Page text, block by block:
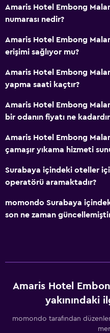
Sağlık ve güvenlik
Günlük oda hizmetleri
Kasa
İlk yardım seti
Park ve ulaşım
Özel park yeri
Çamaşırhane
Restoranlar
Medya ve eğlence
Televizyon
Amaris Hotel Embong
numarası nedir?
Amaris Hotel Embong
erişimi sağlıyor mu?
Amaris Hotel Embong
yapma saati kaçtır?
Amaris Hotel Embong
bir odanın fiyatı ne
Amaris Hotel Embong
çamaşır yıkama hizmeti
Surabaya içindeki oteller
operatörü aramaktadır?
momondo Surabaya
son ne zaman
Amaris Hotel
yakınındaki
momondo tarafından